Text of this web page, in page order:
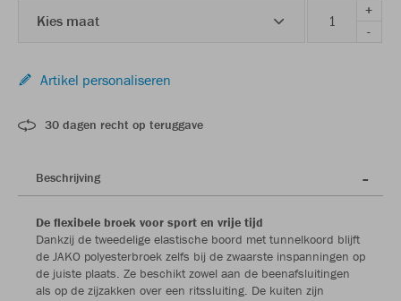
Kies maat
+
-
Artikel personaliseren
30 dagen recht op teruggave
Beschrijving
De flexibele broek voor sport en vrije tijd
Dankzij de tweedelige elastische boord met tunnelkoord blijft
de JAKO polyesterbroek zelfs bij de zwaarste inspanningen op
de juiste plaats. Ze beschikt zowel aan de beenafsluitingen
als op de zijzakken over een ritssluiting. De kuiten zijn